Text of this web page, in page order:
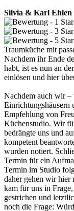
Silvia & Karl Ehlen
Traumküche mit
Nachdem ihr Ende
habt, ist es nun an
einlösen und hier
Nachdem auch wir –
Einrichtungshäusern
Empfehlung von
Küchenstudio. Wir
bedrängte uns und
kompetent
wurden notiert.
Termin für ein
Termin im Studio
daher gehen wir hier
kam für uns in
gestrichen und
noch die Frage: